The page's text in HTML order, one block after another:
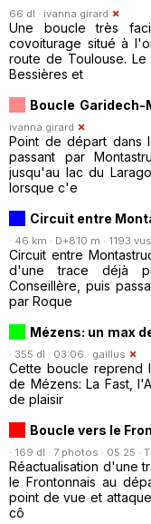
66 dl · ivanna.girard
Une boucle très
covoiturage situé à
route de Toulouse.
Bessières et
Boucle Garidech-
ivanna.girard
Point de départ dans
passant par
jusqu'au lac du
lorsque c'e
Circuit entre
· 46 km · D+810 m · 1193
Circuit entre
d'une trace déjà
Conseillère, puis
par Roque
Mézens: un max
· 355 dl · 03:06 · gaillus
Cette boucle reprend
de Mézens: La Fast,
de plaisir
Boucle vers le
· 169 dl · 7 photos · 05:25 ·
Réactualisation d'une
le Frontonnais au
point de vue et
cô